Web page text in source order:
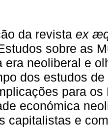
da revista ex
sobre as
era neoliberal e
dos estudos
para
económica
capitalistas e